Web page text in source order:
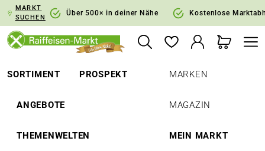
Zur Hauptnavigation springen
MARKT
SUCHEN
Über 500× in deiner Nähe Kostenlose
SORTIMENT PROSPEKT
ANGEBOTE
THEMENWELTEN
MARKEN
MAGAZIN
MEIN MARKT